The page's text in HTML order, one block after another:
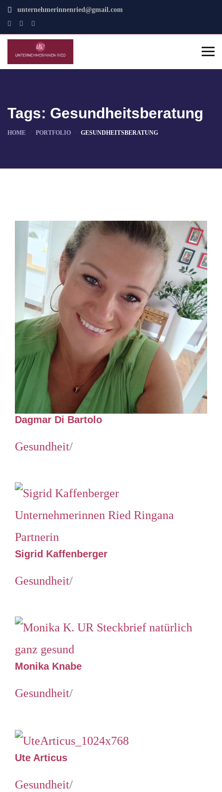
unternehmerinnenried@gmail.com
Tags: Gesundheitsberatung
HOME PORTFOLIO GESUNDHEITSBERATUNG
Dagmar Di Bartolo
Gesundheit/
Sigrid Kaffenberger
Gesundheit/
Monika Knabe
Gesundheit/
Ute Articus
Gesundheit/